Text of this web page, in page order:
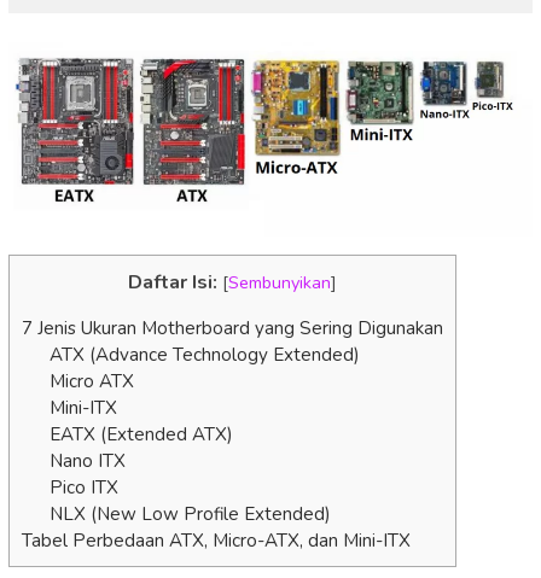
Daftar Isi: [Sembunyikan]
7 Jenis Ukuran Motherboard yang Sering Digunakan
ATX (Advance Technology Extended)
Micro ATX
Mini-ITX
EATX (Extended ATX)
Nano ITX
Pico ITX
NLX (New Low Profile Extended)
Tabel Perbedaan ATX, Micro-ATX, dan Mini-ITX